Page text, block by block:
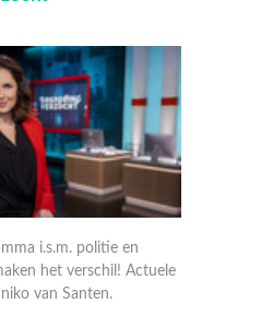
i.s.m. politie en
het verschil! Actuele
van Santen.